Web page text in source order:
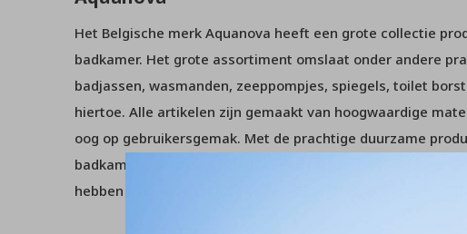
Het Belgische merk Aquanova heeft een grote collectie
badkamer. Het grote assortiment omslaat onder andere
badjassen, wasmanden, zeeppompjes, spiegels, toilet
hiertoe. Alle artikelen zijn gemaakt van hoogwaardige
oog op gebruikersgemak. Met de prachtige duurzame
badkamer in een handomdraai een rustgevende en mooie
hebben over dit product of over iets anders, neem dan